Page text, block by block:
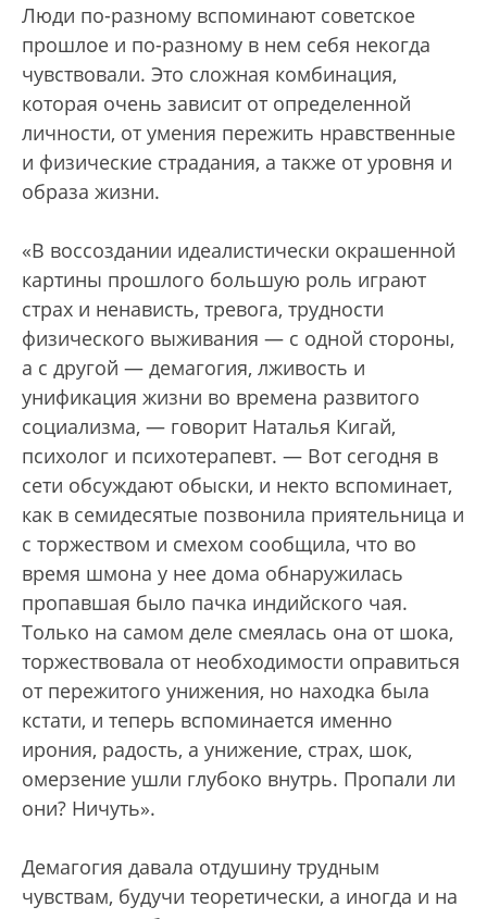
Люди по-разному вспоминают советское
прошлое и по-разному в нем себя некогда
чувствовали. Это сложная комбинация,
которая очень зависит от определенной
личности, от умения пережить нравственные
и физические страдания, а также от уровня и
образа жизни.
«В воссоздании идеалистически окрашенной
картины прошлого большую роль играют
страх и ненависть, тревога, трудности
физического выживания — с одной стороны,
а с другой — демагогия, лживость и
унификация жизни во времена развитого
социализма, — говорит Наталья Кигай,
психолог и психотерапевт. — Вот сегодня в
сети обсуждают обыски, и некто вспоминает,
как в семидесятые позвонила приятельница и
с торжеством и смехом сообщила, что во
время шмона у нее дома обнаружилась
пропавшая было пачка индийского чая.
Только на самом деле смеялась она от шока,
торжествовала от необходимости оправиться
от пережитого унижения, но находка была
кстати, и теперь вспоминается именно
ирония, радость, а унижение, страх, шок,
омерзение ушли глубоко внутрь. Пропали ли
они? Ничуть».
Демагогия давала отдушину трудным
чувствам, будучи теоретически, а иногда и на